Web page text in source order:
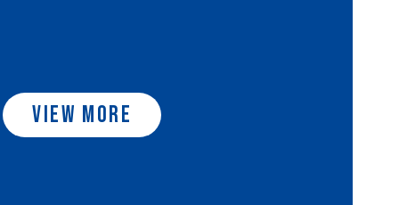
VIEW MORE